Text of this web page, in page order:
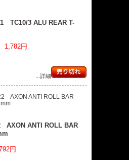
TC10/3 ALU REAR T-
1,782円
...詳細
AXON ANTI ROLL BAR
円